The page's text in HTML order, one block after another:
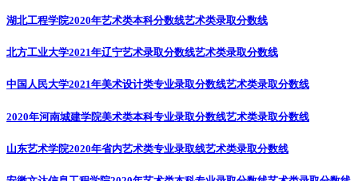
湖北工程学院2020年艺术类本科分数线艺术类录取分数线
北方工业大学2021年辽宁艺术录取分数线艺术类录取分数线
中国人民大学2021年美术设计类专业录取分数线艺术类录取分数线
2020年河南城建学院美术类本科专业录取分数线艺术类录取分数线
山东艺术学院2020年省内艺术类专业录取线艺术类录取分数线
安徽文达信息工程学院2020年艺术类本科专业录取分数线艺术类录取分数线